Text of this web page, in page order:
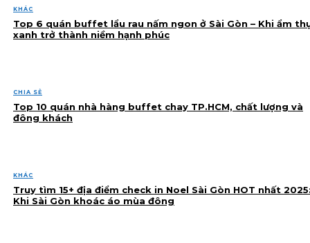
KHÁC
Top 6 quán buffet lẩu rau nấm ngon ở Sài Gòn – Khi ẩm
xanh trở thành niềm hạnh phúc
CHIA SẺ
Top 10 quán nhà hàng buffet chay TP.HCM, chất lượng và
đông khách
KHÁC
Truy tìm 15+ địa điểm check in Noel Sài Gòn HOT nhất
Khi Sài Gòn khoác áo mùa đông